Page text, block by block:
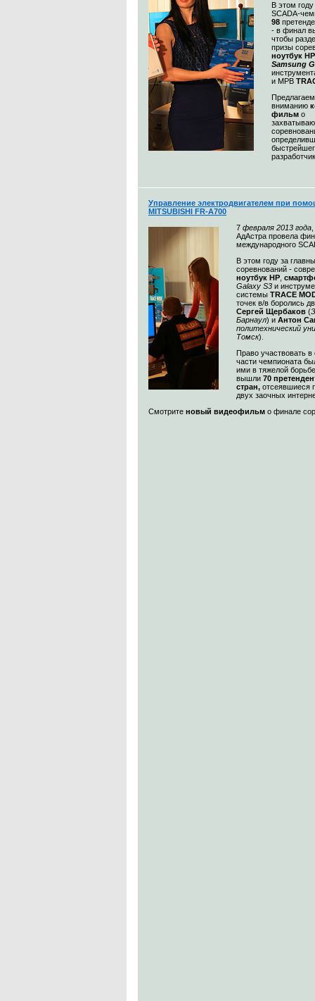
В этом
SCADA-
98
- в финал
чтобы
призы
ноутбук HP
Samsung
и МРВ
вниманию
фильм о
Управление электродвигателем при
MITSUBISHI FR-A700
7 февраля 2013 года
АдАстра провела
международного
В этом году за
соревнований -
ноутбук HP
Galaxy S3 и
системы TRACE
точек в/в боролись
Сергей Щербаков (
Барнаул) и Антон
политехнический
Томск).
Право участвовать
части чемпионата
ими в тяжелой
вышли 70
стран, отсеявшиеся
двух заочных
Смотрите новый видеофильм о финале